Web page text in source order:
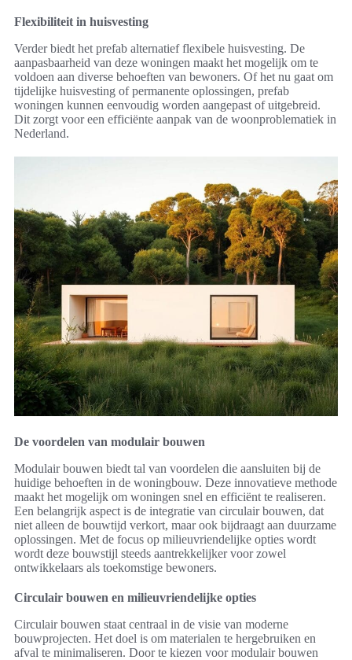
Flexibiliteit in huisvesting
Verder biedt het prefab alternatief flexibele huisvesting. De
aanpasbaarheid van deze woningen maakt het mogelijk om te
voldoen aan diverse behoeften van bewoners. Of het nu gaat om
tijdelijke huisvesting of permanente oplossingen, prefab
woningen kunnen eenvoudig worden aangepast of uitgebreid.
Dit zorgt voor een efficiënte aanpak van de woonproblematiek in
Nederland.
De voordelen van modulair bouwen
Modulair bouwen biedt tal van voordelen die aansluiten bij de
huidige behoeften in de woningbouw. Deze innovatieve methode
maakt het mogelijk om woningen snel en efficiënt te realiseren.
Een belangrijk aspect is de integratie van circulair bouwen, dat
niet alleen de bouwtijd verkort, maar ook bijdraagt aan duurzame
oplossingen. Met de focus op milieuvriendelijke opties wordt
wordt deze bouwstijl steeds aantrekkelijker voor zowel
ontwikkelaars als toekomstige bewoners.
Circulair bouwen en milieuvriendelijke opties
Circulair bouwen staat centraal in de visie van moderne
bouwprojecten. Het doel is om materialen te hergebruiken en
afval te minimaliseren. Door te kiezen voor modulair bouwen